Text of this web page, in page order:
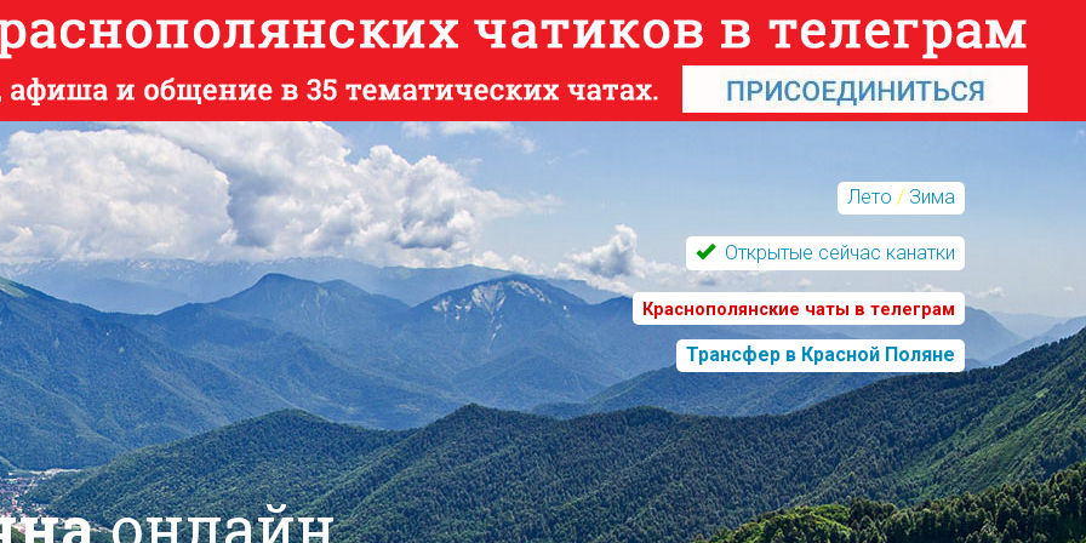
Лето / Зима
Открытые сейчас канатки
Краснополянские чаты в телеграм
Трансфер в Красной Поляне